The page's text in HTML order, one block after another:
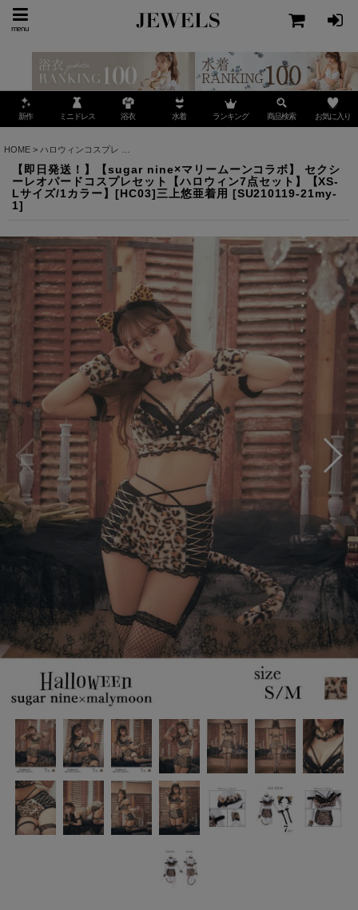
menu
新作 ミニドレス 浴衣 水着 ランキング 商品検索 お気に入り
HOME > ハロウィンコスプレ
【即日発送！】【sugar nine×マリームーンコラボ】 セクシ
ーレオパードコスプレセット【ハロウィン7点セット】【XS-
Lサイズ/1カラー】[HC03]三上悠亜着用 [SU210119-21my-
1]